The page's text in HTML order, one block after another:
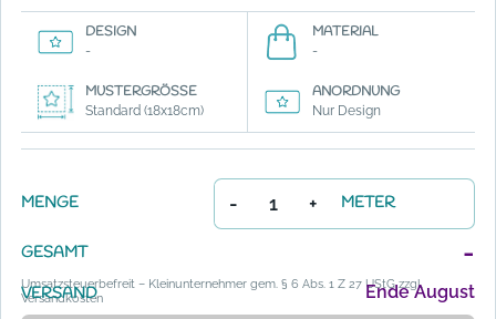
DESIGN
-
MATERIAL
-
MUSTERGRÖSSE
Standard (18x18cm)
ANORDNUNG
Nur Design
MENGE - + METER
GESAMT -
Umsatzsteuerbefreit – Kleinunternehmer gem. § 6 Abs. 1 Z 27 UStG zzgl.
Versandkosten
VERSAND Ende August